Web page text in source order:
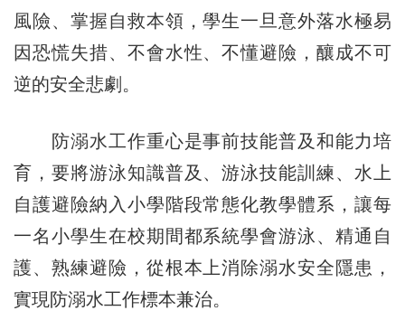
風險、掌握自救本領，學生一旦意外落水極易
因恐慌失措、不會水性、不懂避險，釀成不可
逆的安全悲劇。
防溺水工作重心是事前技能普及和能力培
育，要將游泳知識普及、游泳技能訓練、水上
自護避險納入小學階段常態化教學體系，讓每
一名小學生在校期間都系統學會游泳、精通自
護、熟練避險，從根本上消除溺水安全隱患，
實現防溺水工作標本兼治。